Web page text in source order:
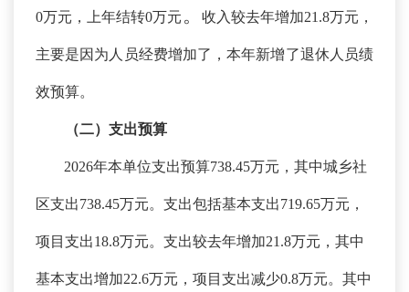
0万元，上年结转0万元 。 收入较去年增加21.8万元，
主要是因为人员经费增加了，本年新增了退休人员绩
效预算。
（二）支出预算
2026年本单位支出预算738.45万元，其中城乡社
区支出738.45万元。支出包括基本支出719.65万元，
项目支出18.8万元。支出较去年增加21.8万元，其中
基本支出增加22.6万元，项目支出减少0.8万元。其中